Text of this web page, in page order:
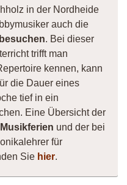
in der Nordheide
auch die
. Bei dieser
trifft man
kennen, kann
die Dauer eines
tief in ein
Eine Übersicht der
und der bei
für
Sie hier.